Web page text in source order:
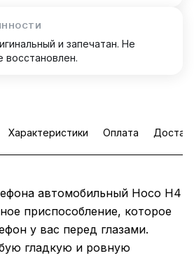
и запечатан. Не
восстановлен.
Характеристики Оплата
автомобильный Hoco H4
приспособление, которое
у вас перед глазами.
гладкую и ровную